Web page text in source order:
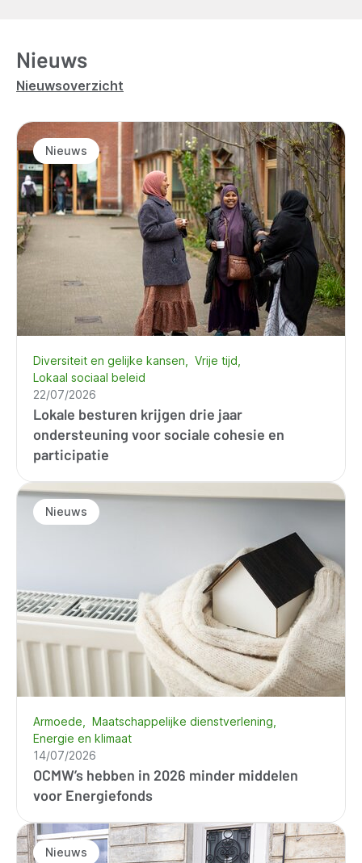
Nieuws
Nieuwsoverzicht
Nieuws
Lokale besturen krijgen drie jaar
ondersteuning voor sociale cohesie en
participatie
Diversiteit en gelijke kansen
Vrije tijd
Lokaal sociaal beleid
22/07/2026
Nieuws
OCMW’s hebben in 2026 minder middelen
voor Energiefonds
Armoede
Maatschappelijke dienstverlening
Energie en klimaat
14/07/2026
Nieuws